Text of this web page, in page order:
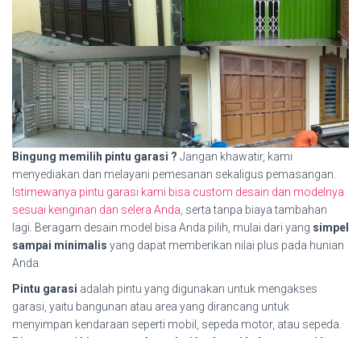
Bingung memilih pintu garasi ? Jangan khawatir, kami
menyediakan dan melayani pemesanan sekaligus pemasangan.
Istimewanya pintu garasi kami bisa custom desain dan modelnya
sesuai keinginan dan selera Anda, serta tanpa biaya tambahan
lagi. Beragam desain model bisa Anda pilih, mulai dari yang simpel
sampai minimalis yang dapat memberikan nilai plus pada hunian
Anda.
Pintu garasi adalah pintu yang digunakan untuk mengakses
garasi, yaitu bangunan atau area yang dirancang untuk
menyimpan kendaraan seperti mobil, sepeda motor, atau sepeda.